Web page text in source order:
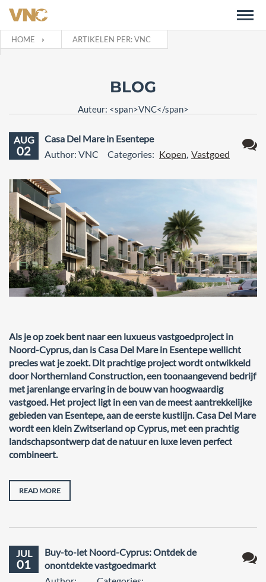
HOME ARTIKELEN PER: VNC
BLOG
Auteur: <span>VNC</span>
AUG
02
Casa Del Mare in Esentepe
Author: VNC
Categories: Kopen, Vastgoed
Als je op zoek bent naar een luxueus vastgoedproject in
Noord-Cyprus, dan is Casa Del Mare in Esentepe wellicht
precies wat je zoekt. Dit prachtige project wordt ontwikkeld
door Northernland Construction, een toonaangevend bedrijf
met jarenlange ervaring in de bouw van hoogwaardig
vastgoed. Het project ligt in een van de meest aantrekkelijke
gebieden van Esentepe, aan de eerste kustlijn. Casa Del Mare
wordt een klein Zwitserland op Cyprus, met een prachtig
landschapsontwerp dat de natuur en luxe leven perfect
combineert.
READ MORE
JUL
01
Buy-to-let Noord-Cyprus: Ontdek de
onontdekte vastgoedmarkt